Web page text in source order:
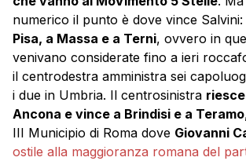
numerico il punto è dove vince Salvini:
Pisa, a Massa e a Terni, ovvero in
venivano considerate fino a ieri
il centrodestra amministra sei
i due in Umbria. Il centrosinistra
Ancona e vince a Brindisi e a Teramo
III Municipio di Roma dove Giovanni
ostile alla maggioranza romana del